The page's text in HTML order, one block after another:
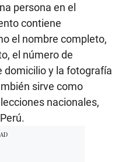
persona en el
contiene
el nombre completo,
el número de
domicilio y la fotografía
sirve como
nacionales,